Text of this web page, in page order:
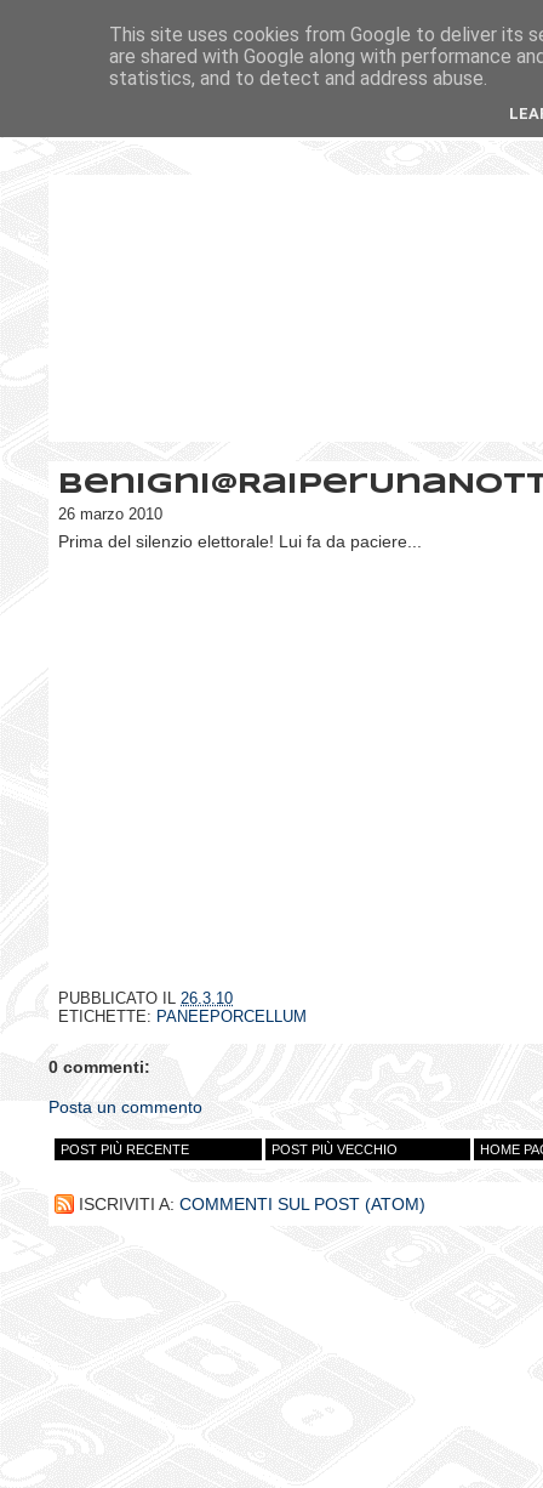
26 marzo 2010
Prima del silenzio elettorale! Lui fa da paciere...
PUBBLICATO IL 26.3.10
ETICHETTE: PANEEPORCELLUM
0 commenti:
Posta un commento
POST PIÙ RECENTE POST PIÙ VECCHIO HOME
ISCRIVITI A: COMMENTI SUL POST (ATOM)
This site uses cookies from Google to deliver its
are shared with Google along with performance
statistics, and to detect and address abuse.